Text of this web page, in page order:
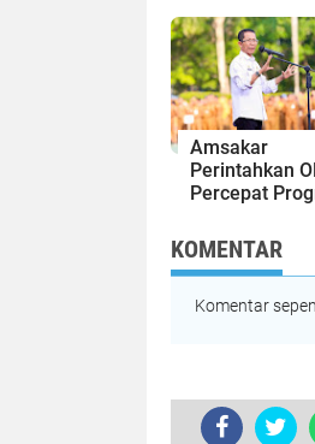
Ketentuan
Peraturan
Perundang-
undangan
Amsakar
Perintahkan
Percepat
Targetkan
Realisasi
Pembangunan
Lampaui 50
KOMENTAR
Komentar